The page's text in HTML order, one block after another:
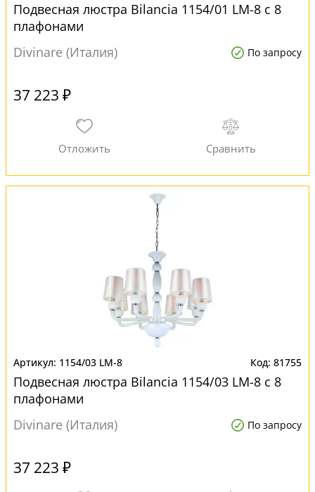
Подвесная люстра Bilancia 1154/01 LM-8 с 8
плафонами
Divinare (Италия)
По запросу
37 223 ₽
1154/03 LM-8 81755
Подвесная люстра Bilancia 1154/03 LM-8 с 8
плафонами
Divinare (Италия)
По запросу
37 223 ₽